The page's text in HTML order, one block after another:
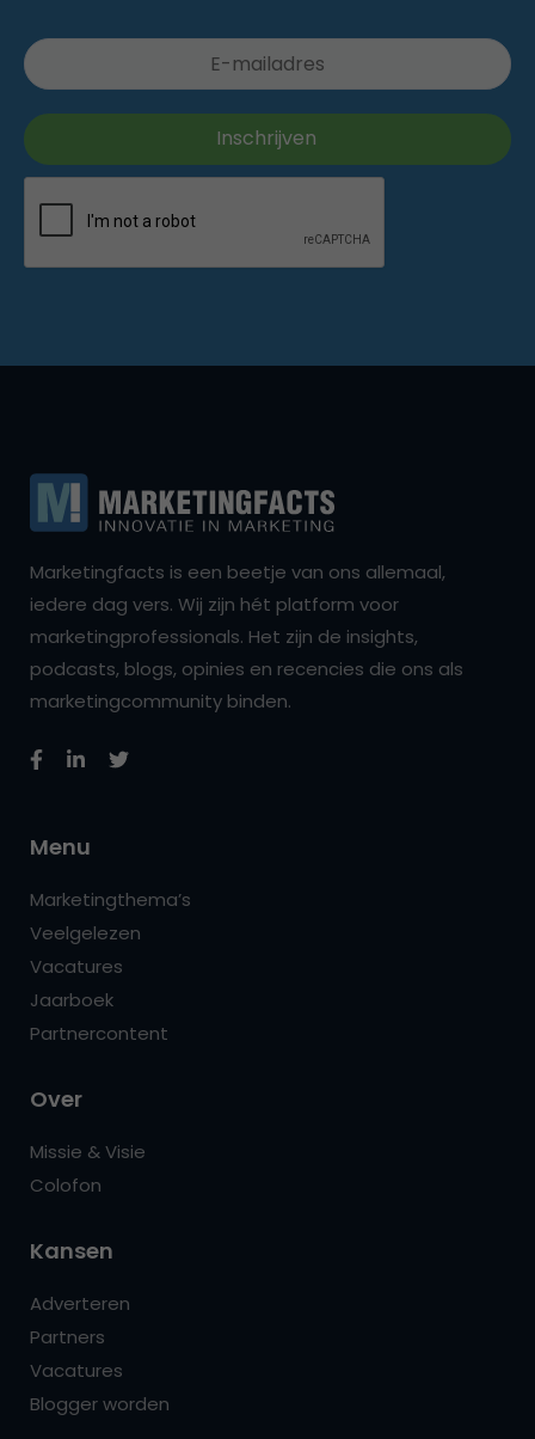
Marketingfacts is een beetje van ons allemaal,
iedere dag vers. Wij zijn hét platform voor
marketingprofessionals. Het zijn de insights,
podcasts, blogs, opinies en recencies die ons als
marketingcommunity binden.
Menu
Marketingthema’s
Veelgelezen
Vacatures
Jaarboek
Partnercontent
Over
Missie & Visie
Colofon
Kansen
Adverteren
Partners
Vacatures
Blogger worden